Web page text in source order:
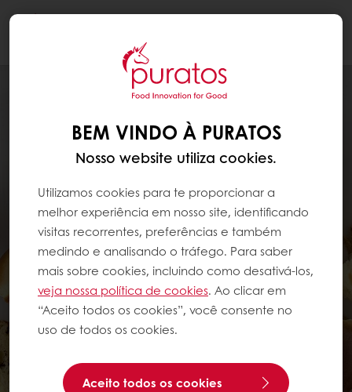
BEM VINDO À PURATOS
Nosso website utiliza cookies.
Utilizamos cookies para te proporcionar a
melhor experiência em nosso site, identificando
visitas recorrentes, preferências e também
medindo e analisando o tráfego. Para saber
mais sobre cookies, incluindo como desativá-los,
veja nossa política de cookies. Ao clicar em
“Aceito todos os cookies”, você consente no
uso de todos os cookies.
Aceito todos os cookies